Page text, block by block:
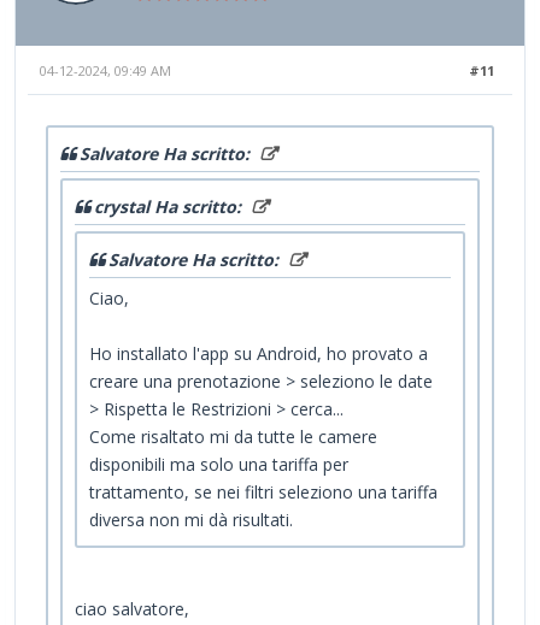
#11
04-12-2024, 09:49 AM
Salvatore Ha scritto:
crystal Ha scritto:
Salvatore Ha scritto:
Ciao,
Ho installato l'app su Android, ho provato a
creare una prenotazione > seleziono le date
> Rispetta le Restrizioni > cerca...
Come risaltato mi da tutte le camere
disponibili ma solo una tariffa per
trattamento, se nei filtri seleziono una tariffa
diversa non mi dà risultati.
ciao salvatore,